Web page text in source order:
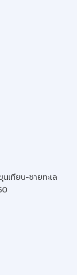
เทียน-ชายทะเล